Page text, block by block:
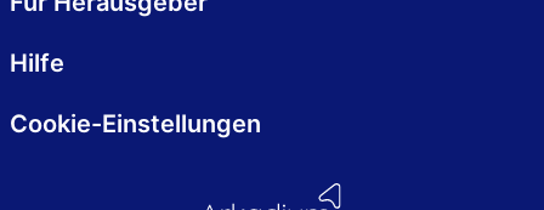
Hilfe
Cookie-Einstellungen